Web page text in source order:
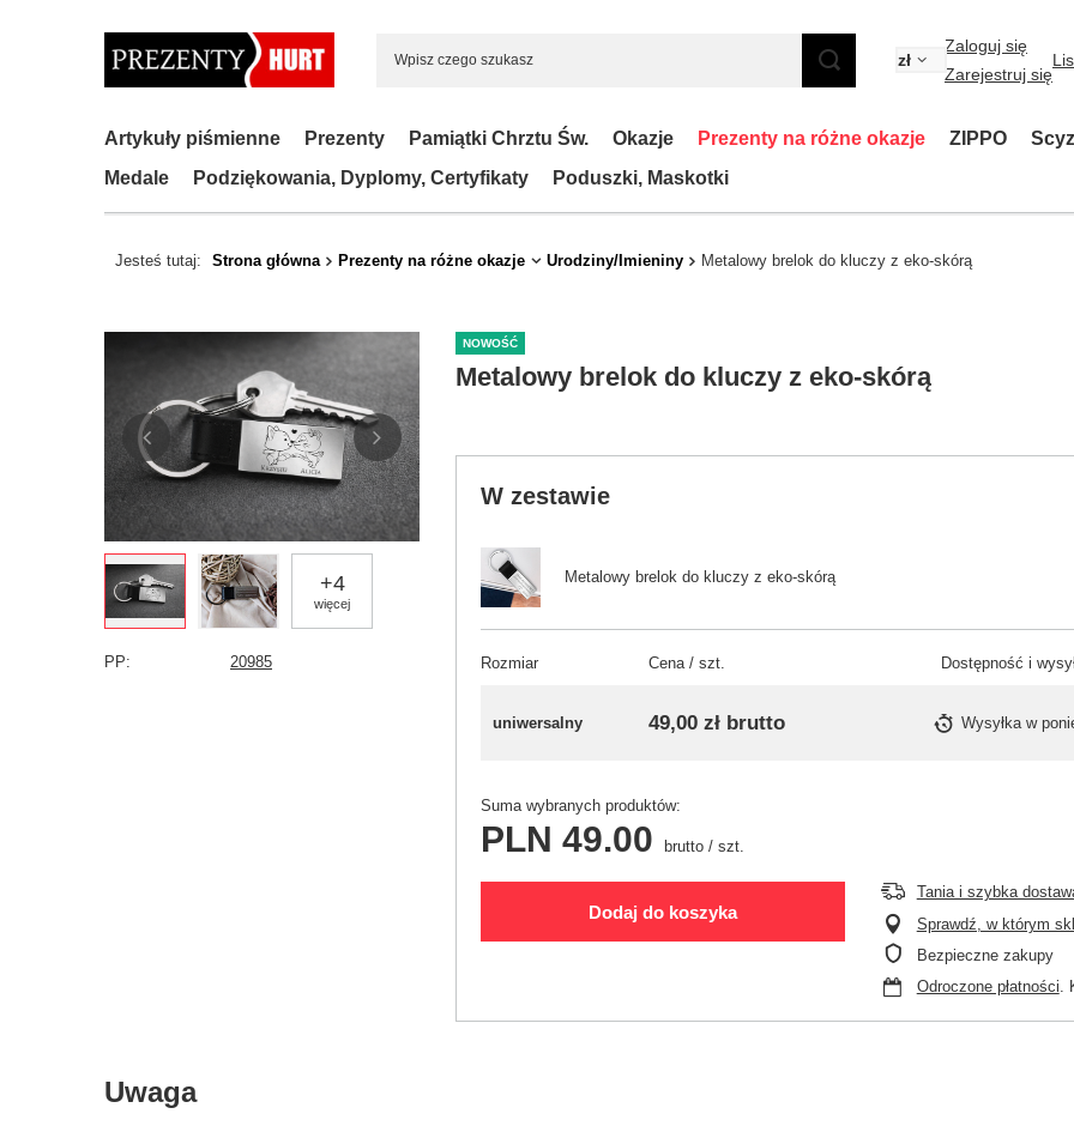
zł
Zaloguj się
Zarejestruj się
Artykuły piśmienne Prezenty Pamiątki Chrztu Św. Okazje Prezenty na różne okazje ZIPPO
Medale
Podziękowania, Dyplomy, Certyfikaty Poduszki, Maskotki
Jesteś tutaj: Strona główna Prezenty na różne okazje Urodziny/Imieniny Metalowy brelok do kluczy z eko-skórą
+4
więcej
NOWOŚĆ
Metalowy brelok do kluczy z eko-skórą
W zestawie
Metalowy brelok do kluczy z eko-skórą
Rozmiar Cena / szt. Dostępność i
uniwersalny 49,00 złbrutto Wysyłka w
Suma wybranych produktów:
PLN 49.00 brutto/ szt.
Dodaj do koszyka
Tania i szybka
Sprawdź, w którym
Bezpieczne zakupy
Odroczone płatności.
PP 20985
Uwaga